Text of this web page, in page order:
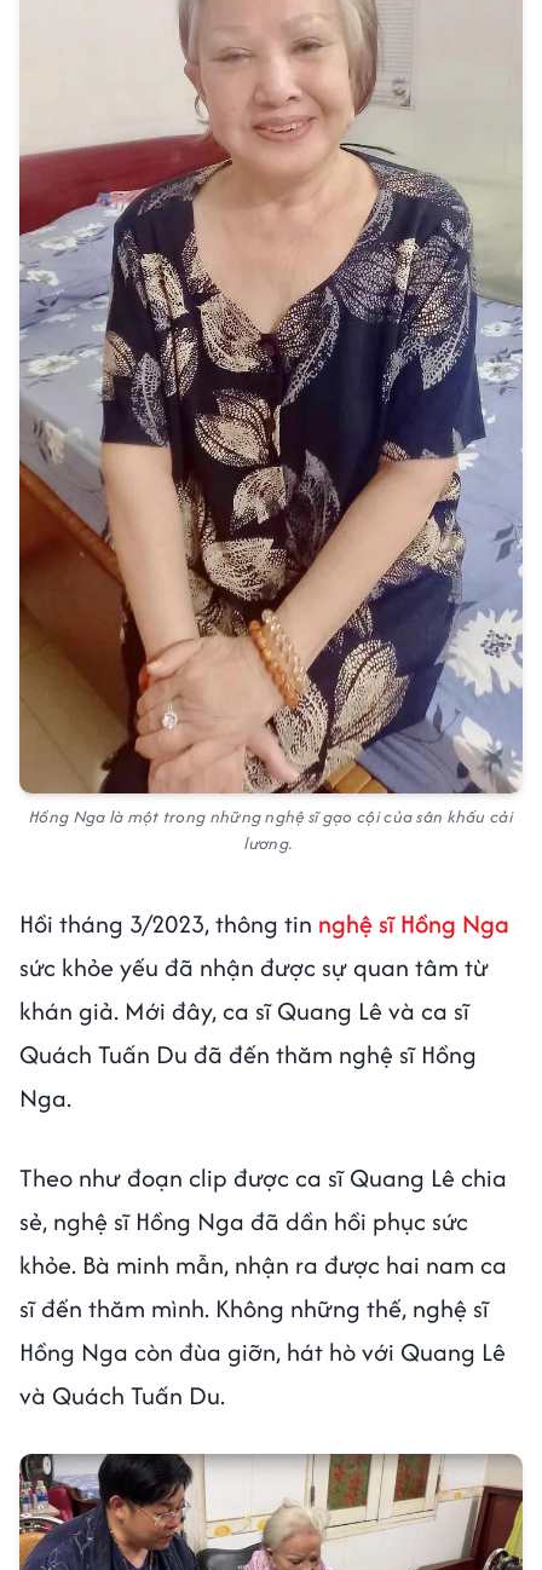
Hồng Nga là một trong những nghệ sĩ gạo cội của sân khấu cải
lương.
Hồi tháng 3/2023, thông tin nghệ sĩ Hồng Nga
sức khỏe yếu đã nhận được sự quan tâm từ
khán giả. Mới đây, ca sĩ Quang Lê và ca sĩ
Quách Tuấn Du đã đến thăm nghệ sĩ Hồng
Nga.
Theo như đoạn clip được ca sĩ Quang Lê chia
sẻ, nghệ sĩ Hồng Nga đã dần hồi phục sức
khỏe. Bà minh mẫn, nhận ra được hai nam ca
sĩ đến thăm mình. Không những thế, nghệ sĩ
Hồng Nga còn đùa giỡn, hát hò với Quang Lê
và Quách Tuấn Du.